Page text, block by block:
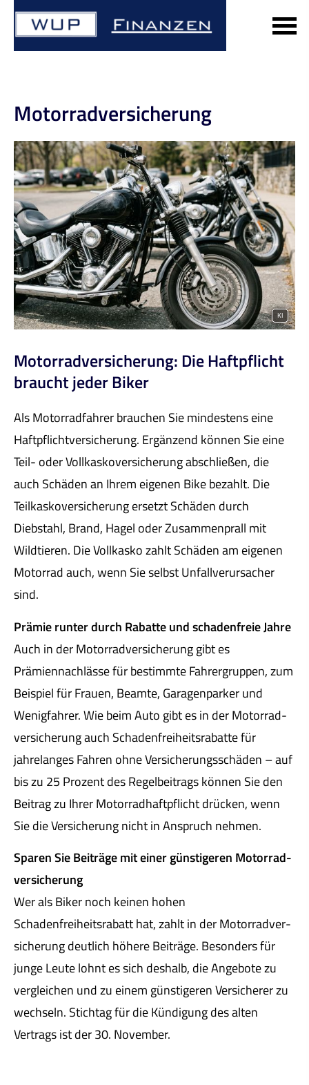
Motor­rad­ver­sicherung
KI
Motor­rad­ver­sicherung: Die Haft­pflicht
braucht jeder Biker
Als Motorradfahrer brauchen Sie mindestens eine
Haft­pflichtversicherung. Ergänzend können Sie eine
Teil- oder Vollkaskoversicherung abschließen, die
auch Schäden an Ihrem eigenen Bike bezahlt. Die
Teilkaskoversicherung ersetzt Schäden durch
Diebstahl, Brand, Hagel oder Zusammenprall mit
Wildtieren. Die Vollkasko zahlt Schäden am eigenen
Motorrad auch, wenn Sie selbst Unfallverursacher
sind.
Prämie runter durch Rabatte und schadenfreie Jahre
Auch in der Motor­rad­ver­sicherung gibt es
Prämiennachlässe für bestimmte Fahrergruppen, zum
Beispiel für Frauen, Beamte, Garagenparker und
Wenigfahrer. Wie beim Auto gibt es in der Motor­rad­
ver­sicherung auch Schadenfreiheitsrabatte für
jahrelanges Fahren ohne Versicherungsschäden – auf
bis zu 25 Prozent des Regelbeitrags können Sie den
Beitrag zu Ihrer Motorradhaftpflicht drücken, wenn
Sie die Versicherung nicht in Anspruch nehmen.
Sparen Sie Beiträge mit einer günstigeren Motor­rad­
ver­sicherung
Wer als Biker noch keinen hohen
Schadenfreiheitsrabatt hat, zahlt in der Motor­rad­ver­
sicherung deutlich höhere Beiträge. Besonders für
junge Leute lohnt es sich deshalb, die Angebote zu
ver­gleichen und zu einem günstigeren Versicherer zu
wechseln. Stichtag für die Kündigung des alten
Vertrags ist der 30. November.